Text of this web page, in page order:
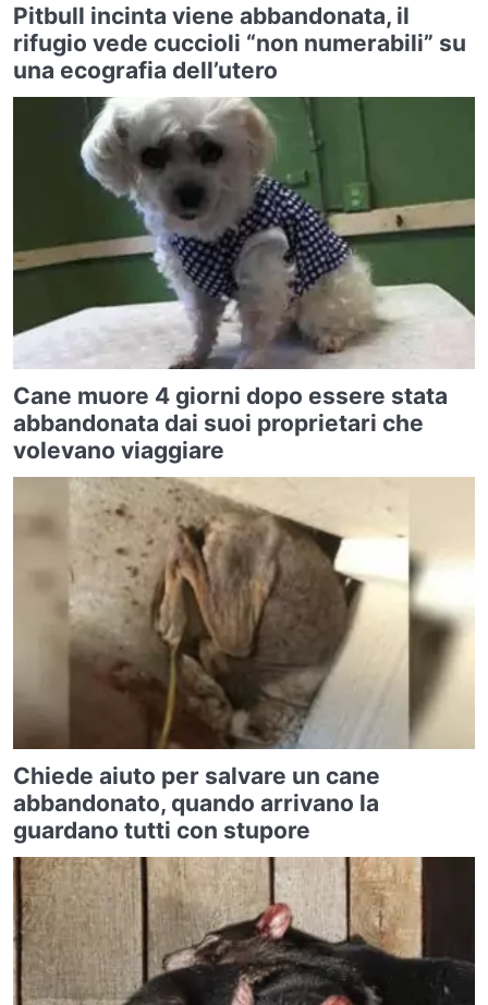
Pitbull incinta viene abbandonata, il
rifugio vede cuccioli “non numerabili” su
una ecografia dell’utero
Cane muore 4 giorni dopo essere stata
abbandonata dai suoi proprietari che
volevano viaggiare
Chiede aiuto per salvare un cane
abbandonato, quando arrivano la
guardano tutti con stupore